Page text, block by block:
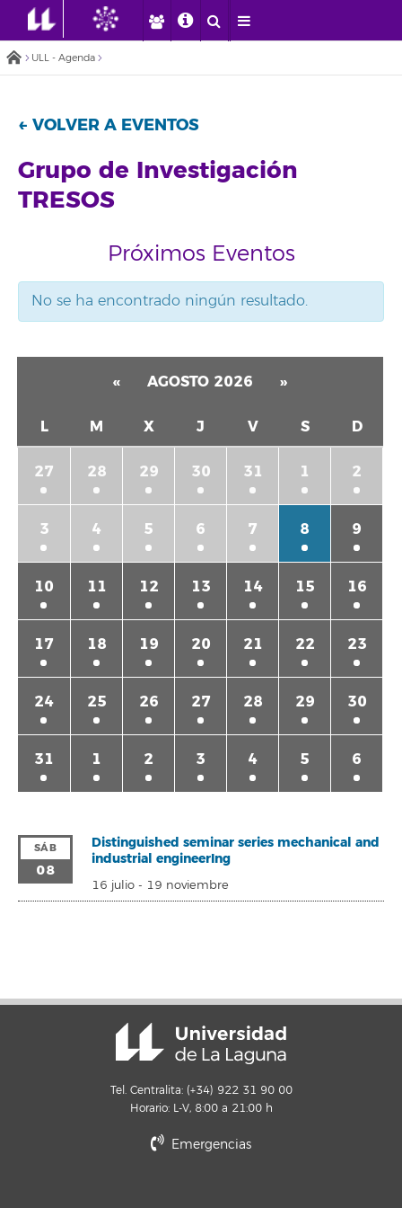
ULL - Agenda
← VOLVER A EVENTOS
Grupo de Investigación
TRESOS
Próximos Eventos
No se ha encontrado ningún resultado.
« AGOSTO 2026 »
L M X J V S D
27 28 29 30 31 1 2
3 4 5 6 7 8 9
10 11 12 13 14 15 16
17 18 19 20 21 22 23
24 25 26 27 28 29 30
31 1 2 3 4 5 6
SÁB
08
Distinguished seminar series mechanical and
industrial engineerIng
16 julio- 19 noviembre
Tel. Centralita: (+34) 922 31 90 00
Horario: L-V, 8:00 a 21:00 h
Emergencias